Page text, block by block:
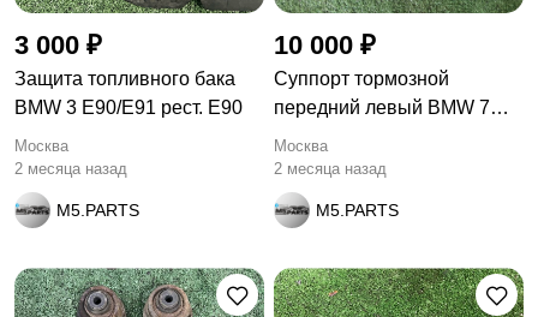
3 000 ₽
Защита топливного бака
BMW 3 E90/E91 рест. E90
Москва
2 месяца назад
M5.PARTS
10 000 ₽
Суппорт тормозной
передний левый BMW 7
F01/F02 F01
Москва
2 месяца назад
M5.PARTS